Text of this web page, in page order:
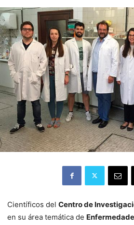
Científicos del Centro de
en su área temática de